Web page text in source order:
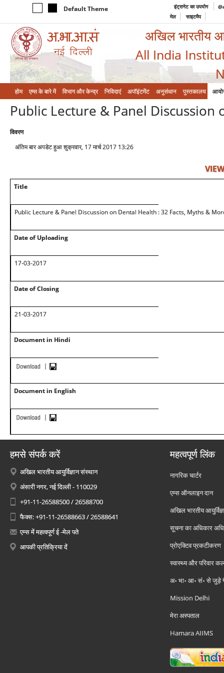
Default Theme इंट्रानेट का उपयोग
मेल
साइटमैप
अखिल भारतीय
All India
होम एम्‍स के बारे में विभाग और केन्‍द्र निविदाएं अपॉइंटमेंट अनुसंधान पुस्तकालय
Public Lecture & Panel Discussion
विवरण
अंतिम बार अपडेट हुआ शुक्रवार, 17 मार्च 2017 13:26
Title
Public Lecture & Panel Discussion on Dental Health : 32 Facts, Myths &
Date of Uploading
17-03-2017
Date of Closing
21-03-2017
Document in Hindi
Document in English
हमसे संपर्क करें
अखिल भारतीय आयुर्विज्ञान संस्थान
अंसारी नगर, नई दिल्ली - 110029
+91-11-26588500 / 26588700
फैक्स: +91-11-26588663 / 26588641
एम्स में महत्वपूर्ण ई -मेल पते
आपकी प्रतिक्रिया दें
महत्वपूर्ण लिंक
नागरिक चार्टर
एम्स ऑनलाइन दान
अखिल भारतीय
सूचना का अधिकार
प्रोएक्टिव प्रकटीकरण
स्वास्थ्य और परिवार
अ॰ भा॰ आ॰ सं॰ से जुड़े
Mission Delhi
मेरा अस्पताल
Hamara AIIMS